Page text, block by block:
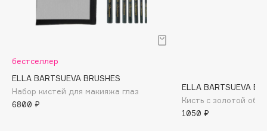
Balmain Hair Couture
Banderas
Basicare
бестселлер
ELLA BARTSUEVA BRUSHES
Набор кистей для макияжа глаз
6800 ₽
ELLA BARTSUEVA
Кисть с золотой
1050 ₽